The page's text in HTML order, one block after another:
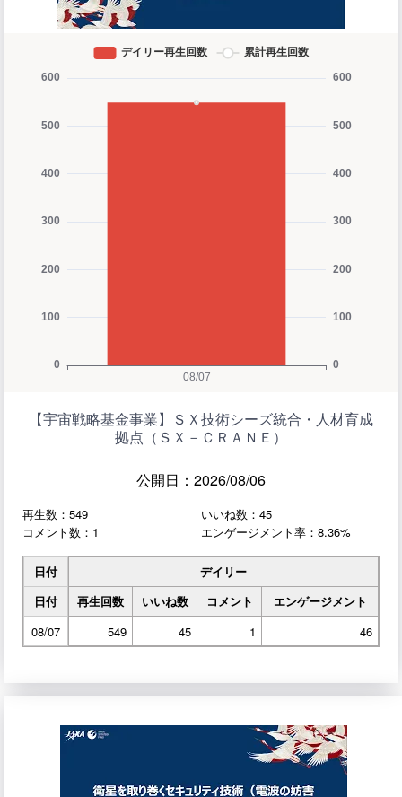
【宇宙戦略基金事業】ＳＸ技術シーズ統合・人材育成
拠点（ＳＸ－ＣＲＡＮＥ）
公開日：2026/08/06
再生数：549
いいね数：45
コメント数：1
エンゲージメント率：8.36%
日付
デイリー
日付
再生回数 いいね数 コメント
エンゲージメント
08/07
549 45 1 46